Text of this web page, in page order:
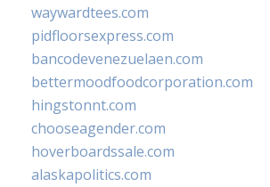
waywardtees.com
pidfloorsexpress.com
bancodevenezuelaen.com
bettermoodfoodcorporation.com
hingstonnt.com
chooseagender.com
hoverboardssale.com
alaskapolitics.com